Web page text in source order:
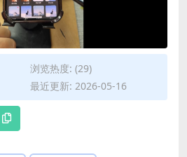
浏览热度: (29)
最近更新: 2026-05-16